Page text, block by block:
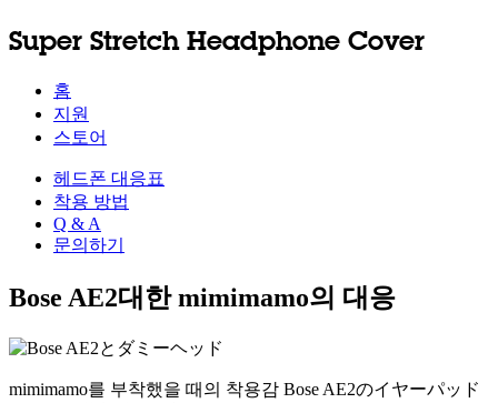
Super Stretch Headphone Cover
홈
지원
스토어
헤드폰 대응표
착용 방법
Q & A
문의하기
Bose AE2대한 mimimamo의 대응
mimimamo를 부착했을 때의 착용감 Bose AE2のイヤーパッド